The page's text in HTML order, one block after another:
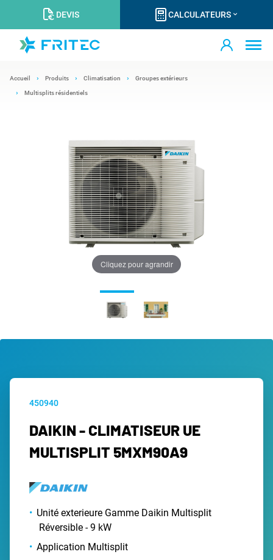
DEVIS CALCULATEURS
Accueil Produits Climatisation Groupes extérieurs
Multisplits résidentiels
Cliquez pour agrandir
450940
DAIKIN - CLIMATISEUR UE
MULTISPLIT 5MXM90A9
Unité exterieure Gamme Daikin Multisplit
Réversible - 9 kW
Application Multisplit